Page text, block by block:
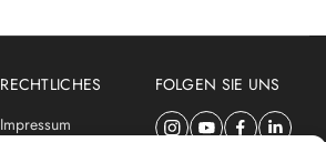
RECHTLICHES
Impressum
FOLGEN SIE UNS